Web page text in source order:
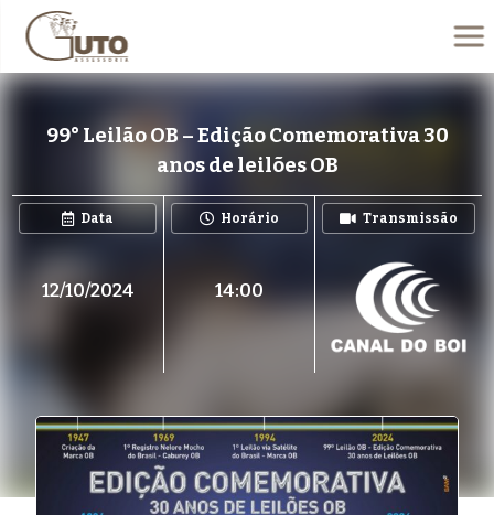
99° Leilão OB – Edição Comemorativa 30
anos de leilões OB
Data
12/10/2024
Horário
14:00
Transmissão